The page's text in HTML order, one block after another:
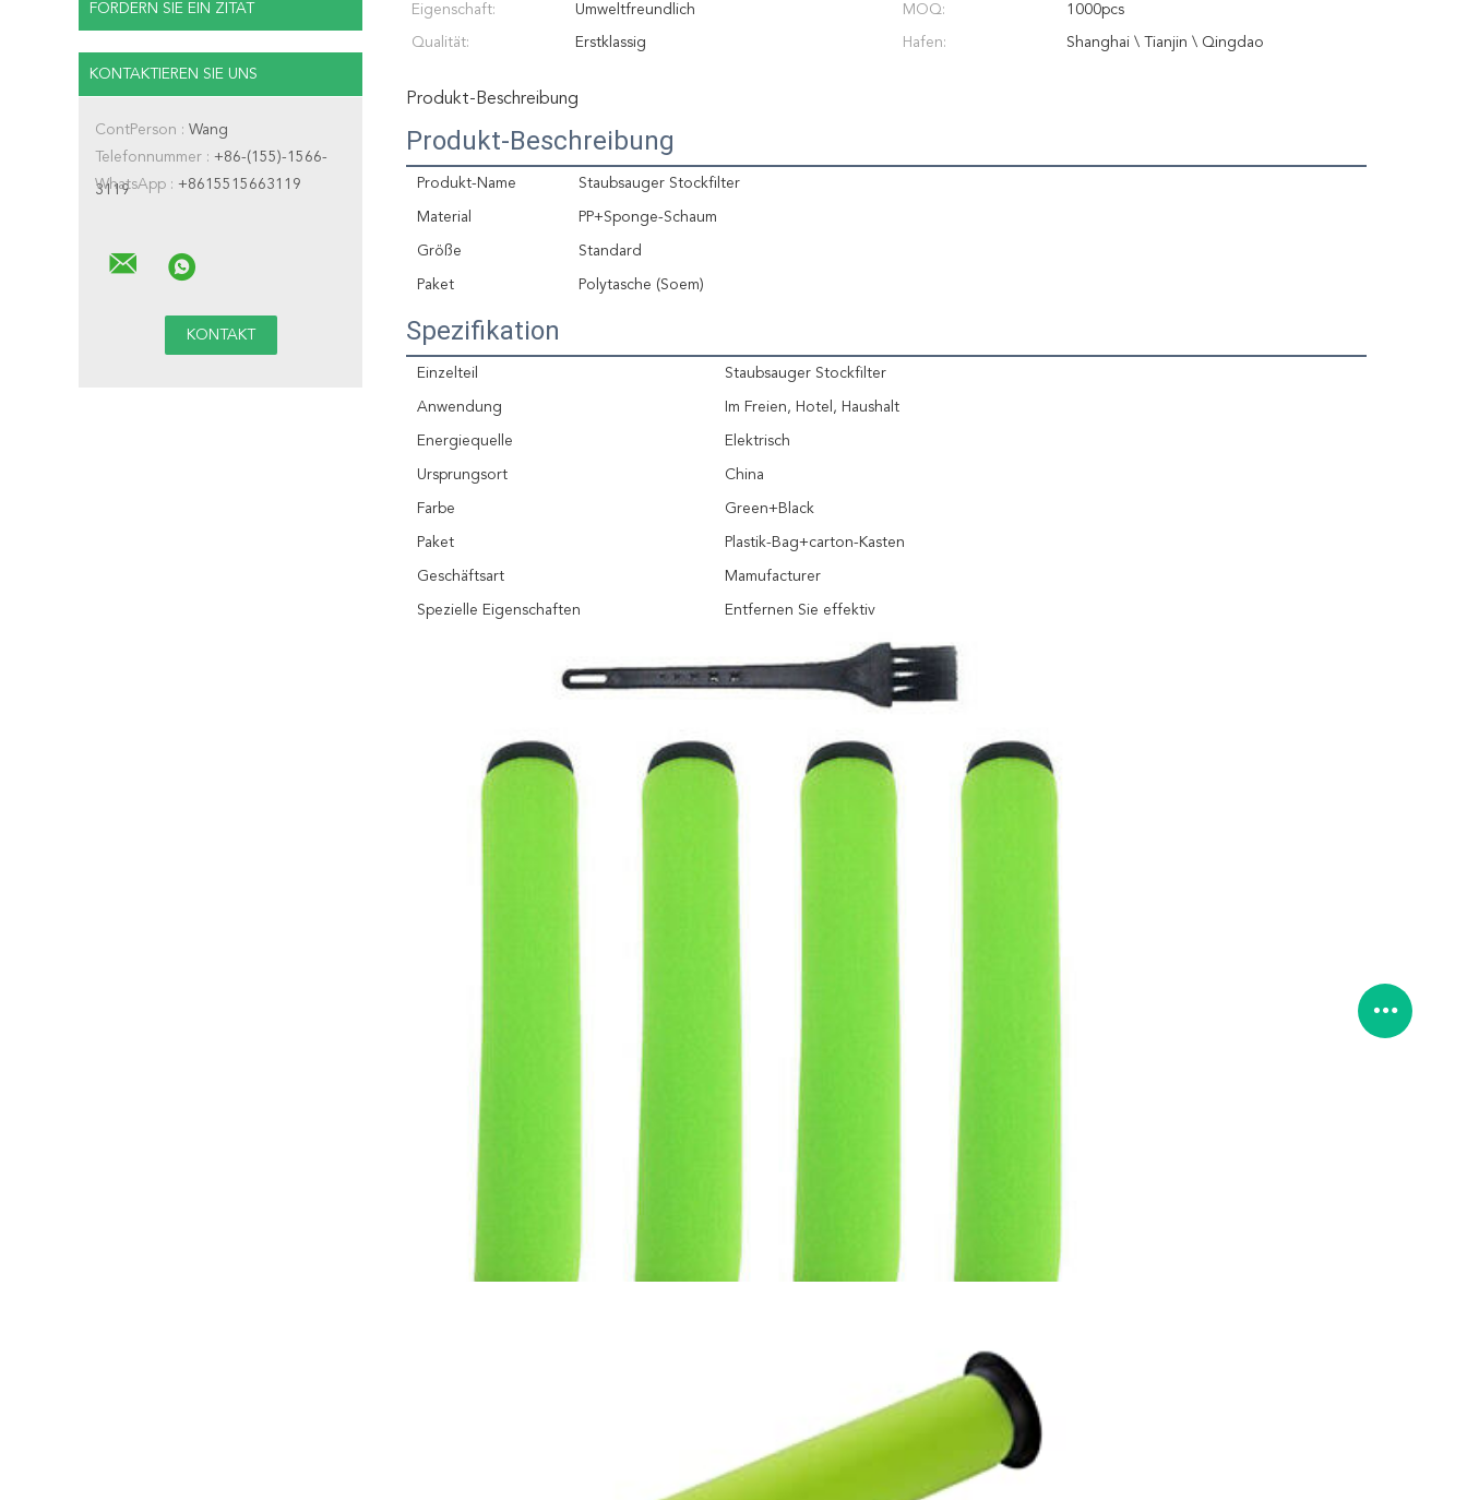
FORDERN SIE EIN ZITAT
KONTAKTIEREN SIE UNS
ContPerson : Wang
Telefonnummer : +86-(155)-1566-
3119
WhatsApp : +8615515663119
Eigenschaft: Umweltfreundlich MOQ: 1000pcs
Qualität: Erstklassig Hafen: Shanghai \ Tianjin \ Qingdao
Produkt-Beschreibung
Produkt-Beschreibung
Produkt-Name Staubsauger Stockfilter
Material PP+Sponge-Schaum
Größe Standard
Paket Polytasche (Soem)
Spezifikation
Einzelteil Staubsauger Stockfilter
Anwendung Im Freien, Hotel, Haushalt
Energiequelle Elektrisch
Ursprungsort China
Farbe Green+Black
Paket Plastik-Bag+carton-Kasten
Geschäftsart Mamufacturer
Spezielle Eigenschaften Entfernen Sie effektiv